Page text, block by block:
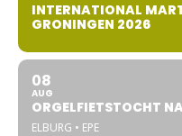
INTERNATIONAL
GRONINGEN 2026
08
AUG
ORGELFIETSTOCHT
ELBURG • EPE